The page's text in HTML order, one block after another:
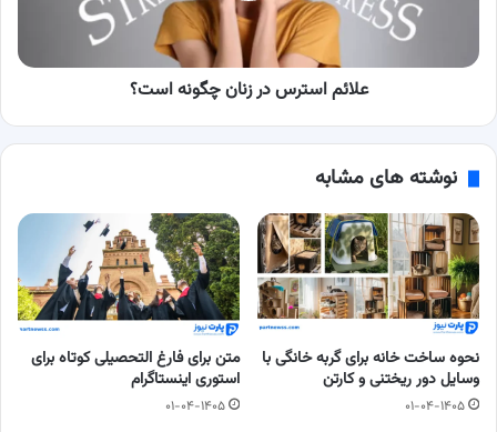
علائم استرس در زنان چگونه است؟
نوشته های مشابه
نحوه ساخت خانه برای گربه خانگی با
وسایل دور ریختنی و کارتن
۰۱-۰۴-۱۴۰۵
متن برای فارغ التحصیلی کوتاه برای
استوری اینستاگرام
۰۱-۰۴-۱۴۰۵